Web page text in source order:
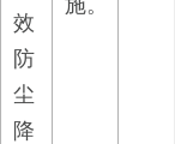
效
防
尘
降
施。